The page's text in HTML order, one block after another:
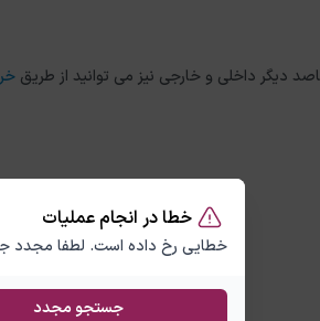
خطا در انجام عملیات
خطایی رخ داده است. لطفا مجدد
جستجو مجدد